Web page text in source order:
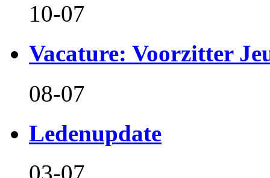
10-07
Vacature: Voorzitter
08-07
Ledenupdate